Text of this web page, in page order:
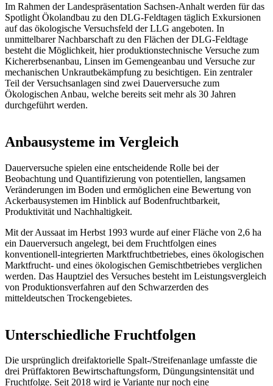
Im Rahmen der Landespräsentation Sachsen-Anhalt werden für das
Spotlight Ökolandbau zu den DLG-Feldtagen täglich Exkursionen
auf das ökologische Versuchsfeld der LLG angeboten. In
unmittelbarer Nachbarschaft zu den Flächen der DLG-Feldtage
besteht die Möglichkeit, hier produktionstechnische Versuche zum
Kichererbsenanbau, Linsen im Gemengeanbau und Versuche zur
mechanischen Unkrautbekämpfung zu besichtigen. Ein zentraler
Teil der Versuchsanlagen sind zwei Dauerversuche zum
Ökologischen Anbau, welche bereits seit mehr als 30 Jahren
durchgeführt werden.
Anbausysteme im Vergleich
Dauerversuche spielen eine entscheidende Rolle bei der
Beobachtung und Quantifizierung von potentiellen, langsamen
Veränderungen im Boden und ermöglichen eine Bewertung von
Ackerbausystemen im Hinblick auf Bodenfruchtbarkeit,
Produktivität und Nachhaltigkeit.
Mit der Aussaat im Herbst 1993 wurde auf einer Fläche von 2,6 ha
ein Dauerversuch angelegt, bei dem Fruchtfolgen eines
konventionell-integrierten Marktfruchtbetriebes, eines ökologischen
Marktfrucht- und eines ökologischen Gemischtbetriebes verglichen
werden. Das Hauptziel des Versuches besteht im Leistungsvergleich
von Produktionsverfahren auf den Schwarzerden des
mitteldeutschen Trockengebietes.
Unterschiedliche Fruchtfolgen
Die ursprünglich dreifaktorielle Spalt-/Streifenanlage umfasste die
drei Prüffaktoren Bewirtschaftungsform, Düngungsintensität und
Fruchtfolge. Seit 2018 wird je Variante nur noch eine